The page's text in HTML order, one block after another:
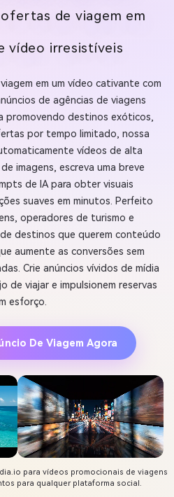
de viagem em
vídeo irresistíveis
em um vídeo cativante com
de agências de viagens
promovendo destinos exóticos,
por tempo limitado, nossa
vídeos de alta
imagens, escreva uma breve
de IA para obter visuais
suaves em minutos. Perfeito
operadores de turismo e
destinos que querem conteúdo
aumente as conversões sem
Crie anúncios vívidos de mídia
de viajar e impulsionem reservas
esforço.
De Viagem Agora
para vídeos promocionais de viagens
para qualquer plataforma social.